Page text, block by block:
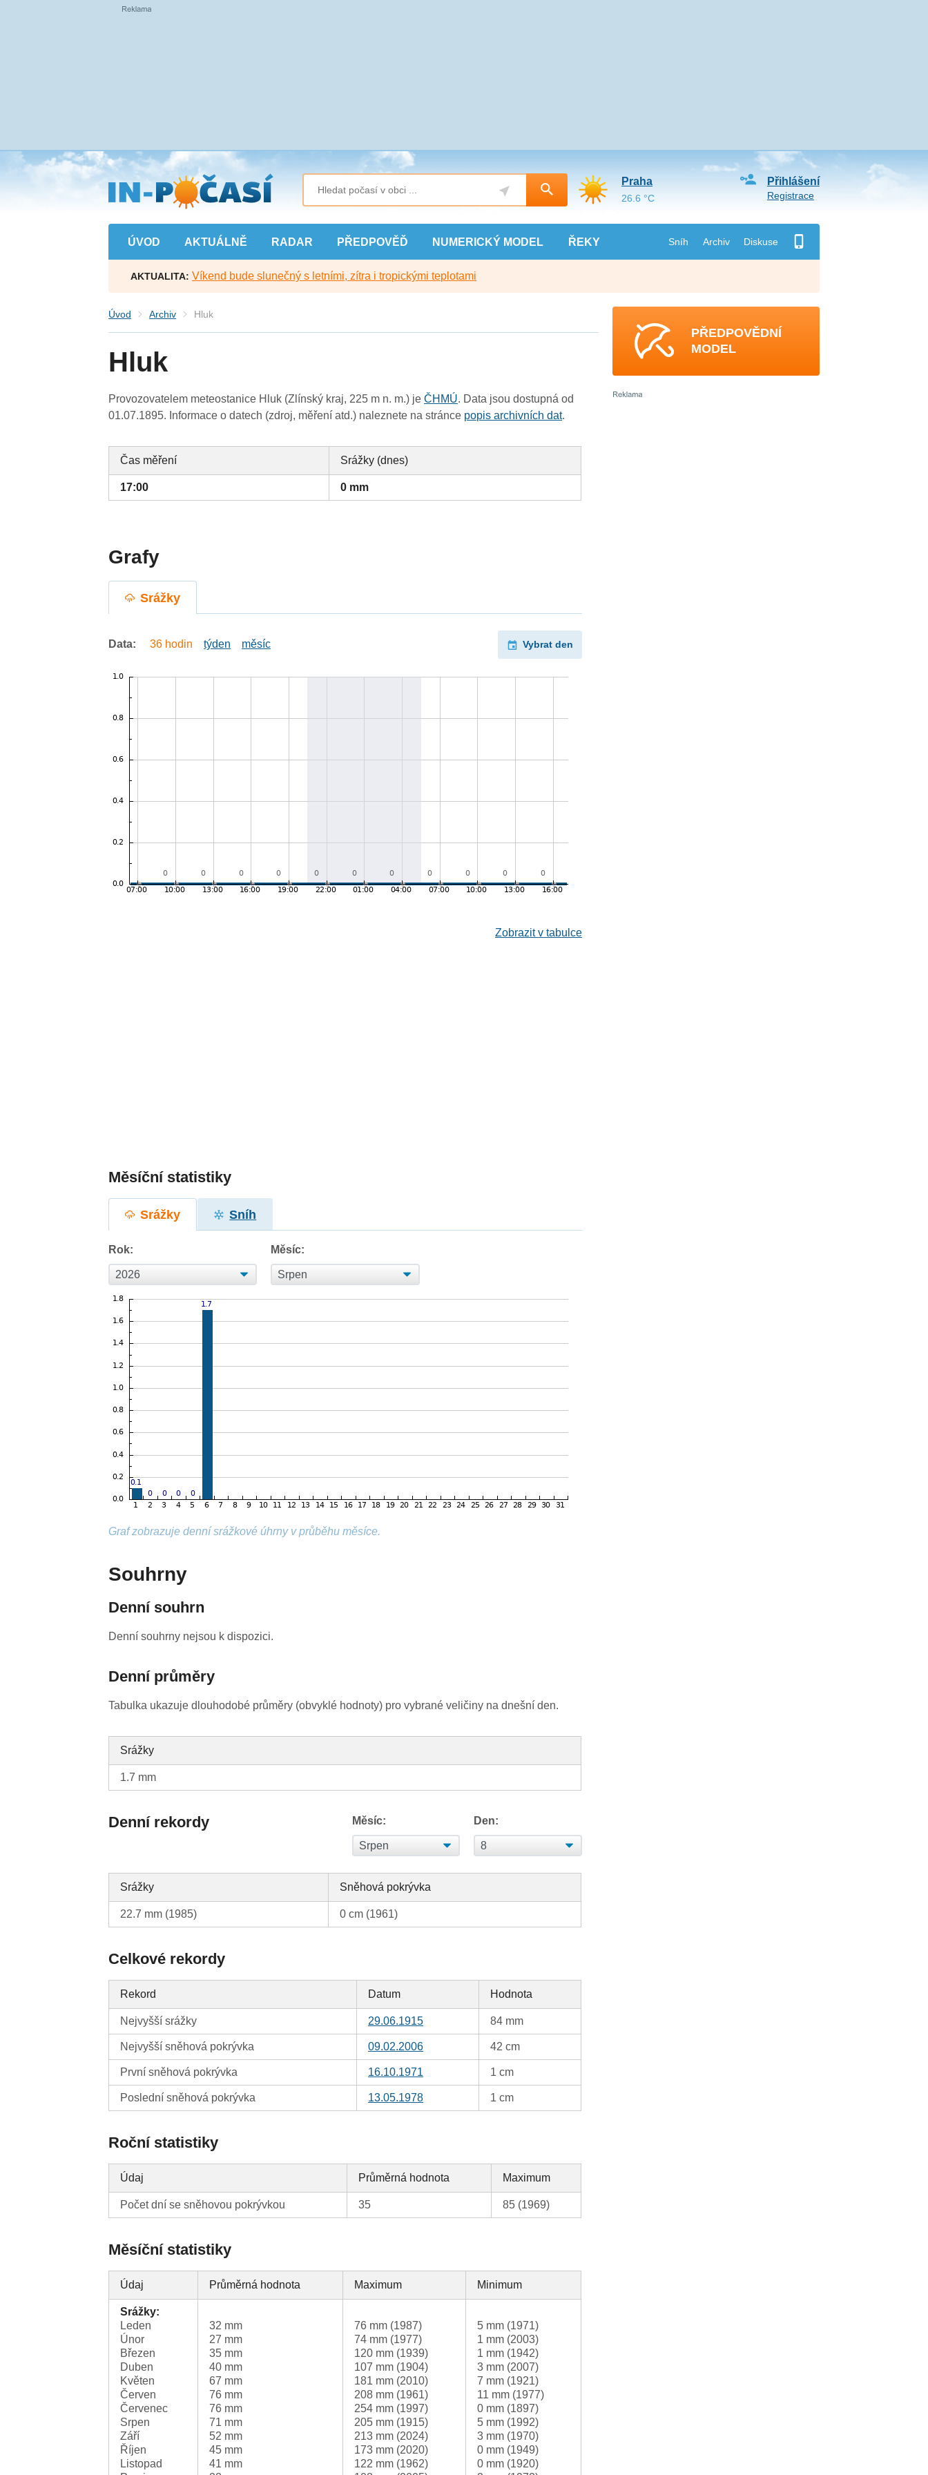
Přejít
na
hlavní
obsah
ÚVOD AKTUÁLNĚ RADAR PŘEDPOVĚĎ NUMERICKÝ MODEL ŘEKY Sníh Archiv Diskuse
Přihlášení
Registrace
Praha
26.6 °C
AKTUALITA: Víkend bude slunečný s letními, zítra i tropickými teplotami
Úvod Archiv Hluk
Hluk
Provozovatelem meteostanice Hluk (Zlínský kraj, 225 m n. m.) jeČHMÚ. Data jsou dostupná od
01.07.1895. Informace o datech (zdroj, měření atd.) naleznete na stránce popis archivních dat.
Čas měření Srážky (dnes)
17:00 0 mm
Grafy
Srážky
Data: 36 hodin týden měsíc Vybrat den
Zobrazit v tabulce
Měsíční statistiky
Srážky Sníh
Rok: Měsíc:
Graf zobrazuje denní srážkové úhrny v průběhu měsíce.
Souhrny
Denní souhrn
Denní souhrny nejsou k dispozici.
Denní průměry
Tabulka ukazuje dlouhodobé průměry (obvyklé hodnoty) pro vybrané veličiny na dnešní den.
Srážky
1.7 mm
Denní rekordy Měsíc: Den:
Srážky Sněhová pokrývka
22.7 mm (1985) 0 cm (1961)
Celkové rekordy
Rekord Datum Hodnota
Nejvyšší srážky 29.06.1915 84 mm
Nejvyšší sněhová pokrývka 09.02.2006 42 cm
První sněhová pokrývka 16.10.1971 1 cm
Poslední sněhová pokrývka 13.05.1978 1 cm
Roční statistiky
Údaj Průměrná hodnota Maximum
Počet dní se sněhovou pokrývkou 35 85 (1969)
Měsíční statistiky
Údaj Průměrná hodnota Maximum Minimum
Srážky:
Leden
Únor
Březen
Duben
Květen
Červen
Červenec
Srpen
Září
Říjen
Listopad
32 mm
27 mm
35 mm
40 mm
67 mm
76 mm
76 mm
71 mm
52 mm
45 mm
41 mm
76 mm (1987)
74 mm (1977)
120 mm (1939)
107 mm (1904)
181 mm (2010)
208 mm (1961)
254 mm (1997)
205 mm (1915)
213 mm (2024)
173 mm (2020)
122 mm (1962)
5 mm (1971)
1 mm (2003)
1 mm (1942)
3 mm (2007)
7 mm (1921)
11 mm (1977)
0 mm (1897)
5 mm (1992)
3 mm (1970)
0 mm (1949)
0 mm (1920)
PŘEDPOVĚDNÍ
MODEL